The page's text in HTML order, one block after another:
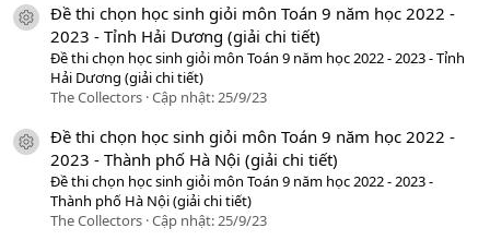
icon tài liệu
Đề thi chọn học sinh giỏi môn Toán 9 năm học 2022 -
2023 - Tỉnh Hải Dương (giải chi tiết)
Đề thi chọn học sinh giỏi môn Toán 9 năm học 2022 - 2023 - Tỉnh
Hải Dương (giải chi tiết)
The Collectors Cập nhật:25/9/23
icon tài liệu
Đề thi chọn học sinh giỏi môn Toán 9 năm học 2022 -
2023 - Thành phố Hà Nội (giải chi tiết)
Đề thi chọn học sinh giỏi môn Toán 9 năm học 2022 - 2023 -
Thành phố Hà Nội (giải chi tiết)
The Collectors Cập nhật:25/9/23